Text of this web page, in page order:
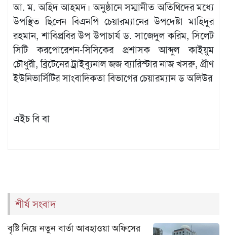
আ. ম. অহিদ আহমদ। অনুষ্ঠানে সম্মানীত অতিথিদের মধ্যে
উপস্থিত ছিলেন বিএনপি চেয়ারম্যানের উপদেষ্টা মাহিদুর
রহমান, শাবিপ্রবির উপ উপাচার্য ড. সাজেদুল করিম, সিলেট
সিটি করপোরেশন-সিসিকের প্রশাসক আব্দুল কাইয়ুম
চৌধুরী, ব্রিটেনের ট্রাইব্যুনাল জজ ব্যারিস্টার নাজ খসরু, গ্রীণ
ইউনিভার্সিটির সাংবাদিকতা বিভাগের চেয়ারম্যান ড অলিউর
এইচ বি বা
শীর্ষ সংবাদ
বৃষ্টি নিয়ে নতুন বার্তা আবহাওয়া অফিসের